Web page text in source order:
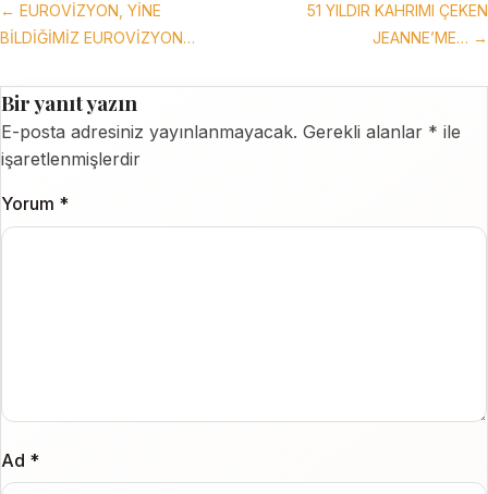
← EUROVİZYON, YİNE
BİLDİĞİMİZ EUROVİZYON…
51 YILDIR KAHRIMI ÇEKEN
JEANNE’ME… →
Bir yanıt yazın
E-posta adresiniz yayınlanmayacak. Gerekli alanlar * ile
işaretlenmişlerdir
Yorum *
Ad *